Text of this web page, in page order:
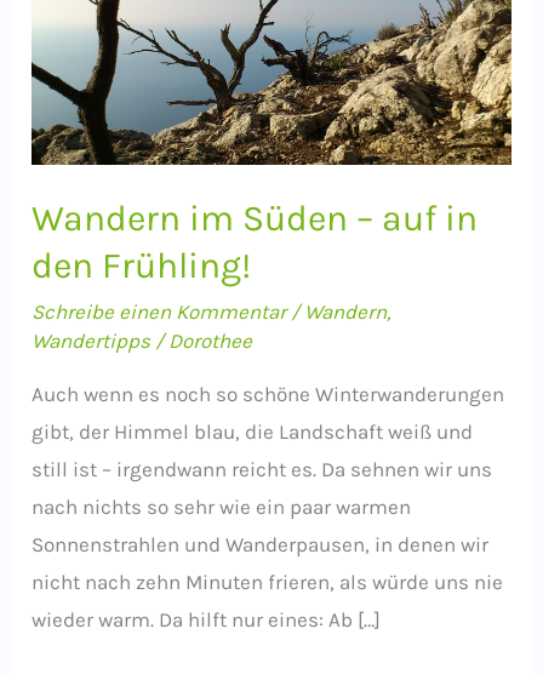
Wandern im Süden – auf in
den Frühling!
Schreibe einen Kommentar / Wandern,
Wandertipps/Dorothee
Auch wenn es noch so schöne Winterwanderungen
gibt, der Himmel blau, die Landschaft weiß und
still ist – irgendwann reicht es. Da sehnen wir uns
nach nichts so sehr wie ein paar warmen
Sonnenstrahlen und Wanderpausen, in denen wir
nicht nach zehn Minuten frieren, als würde uns nie
wieder warm. Da hilft nur eines: Ab […]